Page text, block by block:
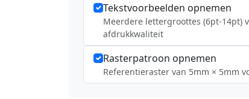
Tekstvoorbeelden opnemen
Meerdere lettergroottes (6pt-14pt)
afdrukkwaliteit
Rasterpatroon opnemen
Referentieraster van 5mm × 5mm